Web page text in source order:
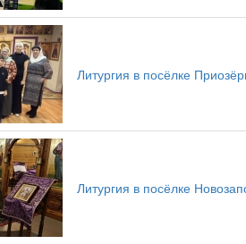
Литургия в посёлке
Литургия в посёлке